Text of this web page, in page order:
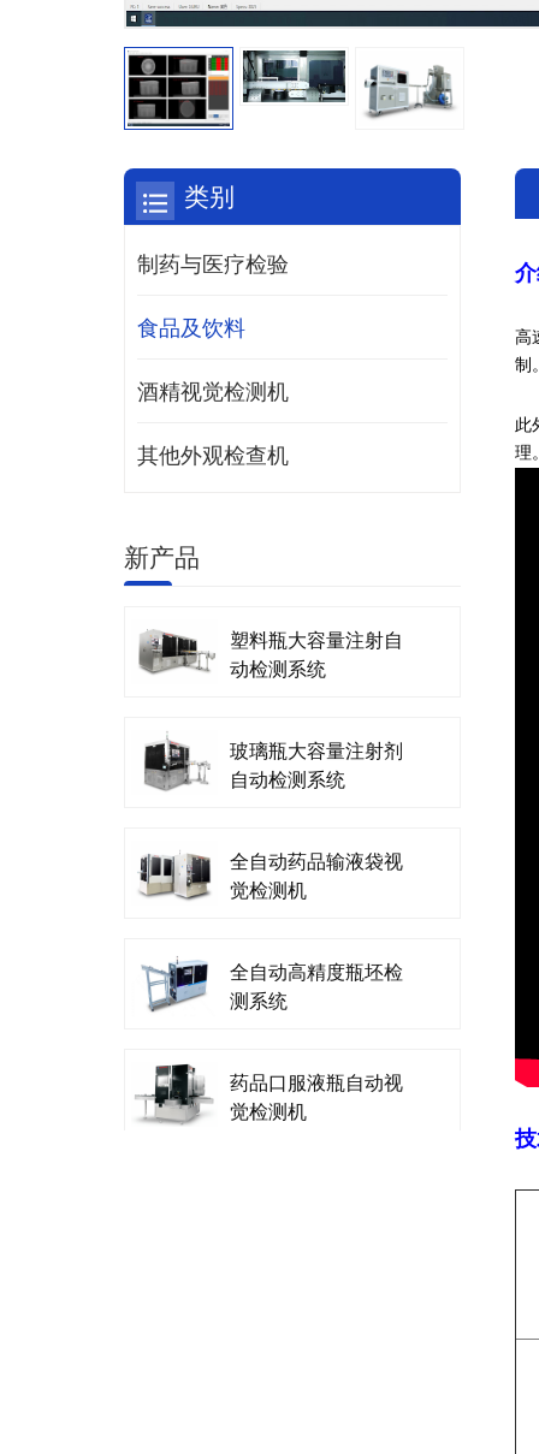
高
制
此
理
类别
制药与医疗检验
食品及饮料
酒精视觉检测机
其他外观检查机
新产品
塑料瓶大容量注射自
动检测系统
玻璃瓶大容量注射剂
自动检测系统
全自动药品输液袋视
觉检测机
全自动高精度瓶坯检
测系统
药品口服液瓶自动视
觉检测机